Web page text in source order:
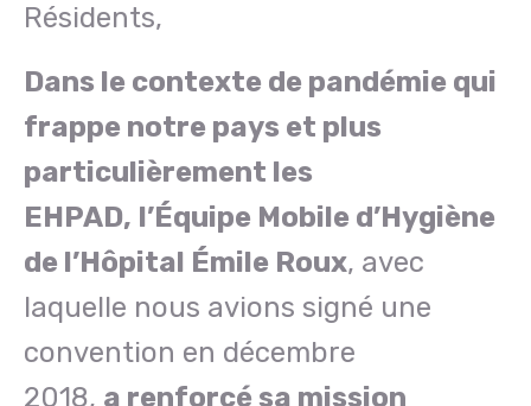
Résidents,
Dans le contexte de pandémie qui
frappe notre pays et plus
particulièrement les
EHPAD, l’Équipe Mobile d’Hygiène
de l’Hôpital Émile Roux, avec
laquelle nous avions signé une
convention en décembre
2018, a renforcé sa mission